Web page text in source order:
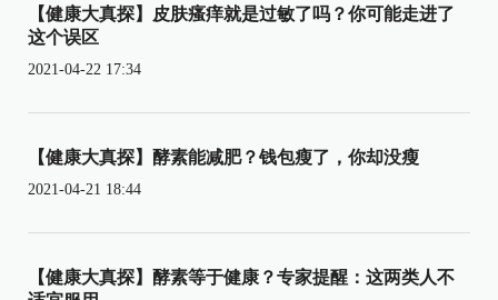
【健康大真探】皮肤瘙痒就是过敏了吗？你可能走进了
这个误区
2021-04-22 17:34
【健康大真探】酵素能减肥？钱包瘦了，你却没瘦
2021-04-21 18:44
【健康大真探】酵素等于健康？专家提醒：这两类人不